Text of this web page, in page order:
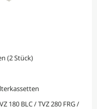
(2 Stück)
180 BLC / TVZ 280 FRG /